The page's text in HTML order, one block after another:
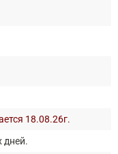
18.08.26г.
дней.